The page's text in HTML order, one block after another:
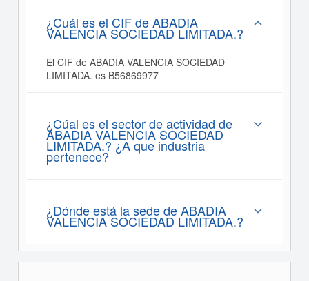
¿Cuál es el CIF de ABADIA
VALENCIA SOCIEDAD LIMITADA.?
El CIF de ABADIA VALENCIA SOCIEDAD
LIMITADA. es B56869977
¿Cúal es el sector de actividad de
ABADIA VALENCIA SOCIEDAD
LIMITADA.? ¿A que industria
pertenece?
¿Dónde está la sede de ABADIA
VALENCIA SOCIEDAD LIMITADA.?